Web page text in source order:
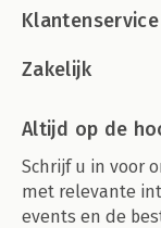
Klantenservice
Zakelijk
Altijd op de
Schrijf u in voor
met relevante
events en de